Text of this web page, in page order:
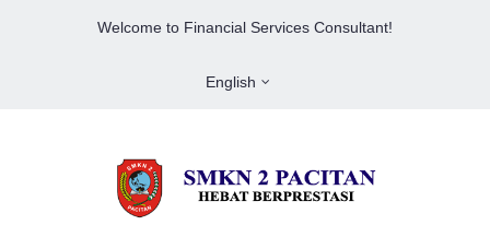
Welcome to Financial Services Consultant!
English